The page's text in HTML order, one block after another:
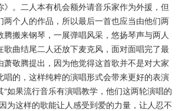
》。二人本有机会额外请音乐家作为外援，但
两个人的作品，所以最后一首也应当由他们两
腾搬来钢琴，一展弹唱风采，悠扬琴声与两人
歌曲结尾二人还放下麦克风，面对面唱完了最
萧敬腾提出，因为他觉得这首歌并不是对大家
唱的，这样纯粹的演唱形式会带来更好的表演
如果流行音乐有演唱教学，他们这两轮演唱的
为这样的歌能让人感受到爱的力量，让人忍不